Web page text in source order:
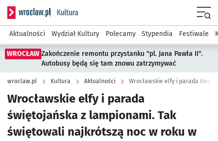
Serwis informacyjny wroclaw.pl podserwis: Kultura
Aktualności Wydział Kultury Polecamy Stypendia Festiwale
WROCŁAW Zakończenie remontu przystanku "pl. Jana Pawła II".
Autobusy będą się tam znowu zatrzymywać
wroclaw.pl Kultura Aktualności
Wrocławskie elfy i parada
świętojańska z lampionami. Tak
świętowali najkrótszą noc w roku w